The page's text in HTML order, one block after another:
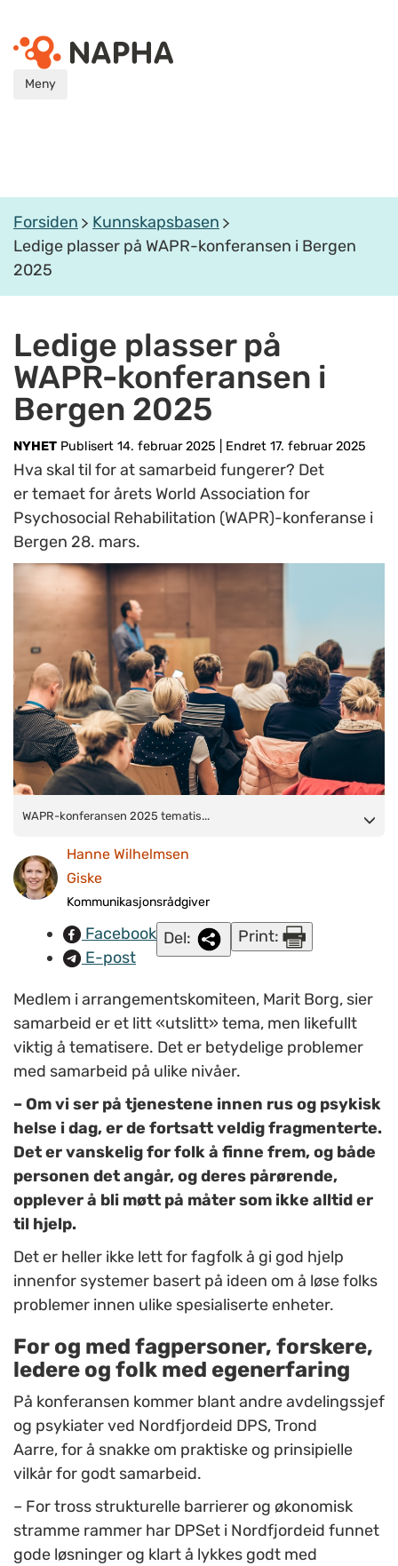
Meny
Forsiden
Kunnskapsbasen
Ledige plasser på WAPR-konferansen i Bergen
2025
Ledige plasser på
WAPR-konferansen i
Bergen 2025
NYHET Publisert 14. februar 2025 Endret 17. februar 2025
Hva skal til for at samarbeid fungerer? Det
er temaet for årets World Association for
Psychosocial Rehabilitation (WAPR)-konferanse i
Bergen 28. mars.
WAPR-konferansen 2025tematiserer samarbeid på
arrangementskomiteen, sier temaet fortsatt er viktig: – Mange
som mottar hjelp, og deres pårørende, føler seg fortsatt satt på
«sidelinjen». – Dette temaet er ikke «ferdig
snakka».(Illustrasjonsfoto:Colourbox.com)
WAPR-konferansen 2025 tematis...
Hanne Wilhelmsen
Giske
Kommunikasjonsrådgiver
Facebook
E-post
Del: Print:
Medlem i arrangementskomiteen, Marit Borg, sier
samarbeid er et litt «utslitt» tema, men likefullt
viktig å tematisere. Det er betydelige problemer
med samarbeid på ulike nivåer.
– Om vi ser på tjenestene innen rus og psykisk
helse i dag, er de fortsatt veldig fragmenterte.
Det er vanskelig for folk å finne frem, og både
personen det angår, og deres pårørende,
opplever å bli møtt på måter som ikke alltid er
til hjelp.
Det er heller ikke lett for fagfolk å gi god hjelp
innenfor systemer basert på ideen om å løse folks
problemer innen ulike spesialiserte enheter.
For og med fagpersoner, forskere,
ledere og folk med egenerfaring
På konferansen kommer blant andre avdelingssjef
og psykiater ved Nordfjordeid DPS, Trond
Aarre, for å snakke om praktiske og prinsipielle
vilkår for godt samarbeid.
– For tross strukturelle barrierer og økonomisk
stramme rammer har DPSet i Nordfjordeid funnet
gode løsninger og klart å lykkes godt med